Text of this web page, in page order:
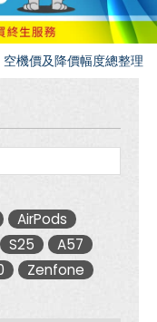
空機價及降價幅度總整理
AirPods
S25
A57
Zenfone